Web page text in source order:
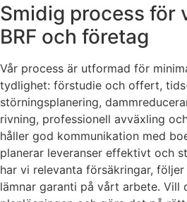
Smidig process för
BRF och företag
Vår process är utformad för
tydlighet: förstudie och offert,
störningsplanering,
rivning, professionell avväxling
håller god kommunikation med
planerar leveranser effektivt och
har vi relevanta försäkringar,
lämnar garanti på vårt arbete. Vill